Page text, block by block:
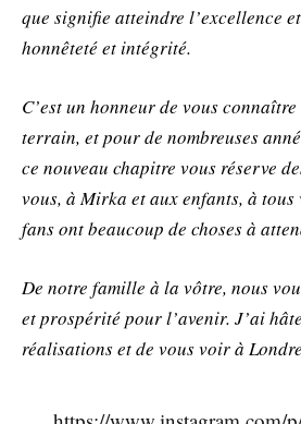
que signifie atteindre l’excellence
honnêteté et intégrité.
C’est un honneur de vous
terrain, et pour de nombreuses
ce nouveau chapitre vous réserve
vous, à Mirka et aux enfants, à tous
fans ont beaucoup de choses à
De notre famille à la vôtre, nous
et prospérité pour l’avenir. J’ai
réalisations et de vous voir à